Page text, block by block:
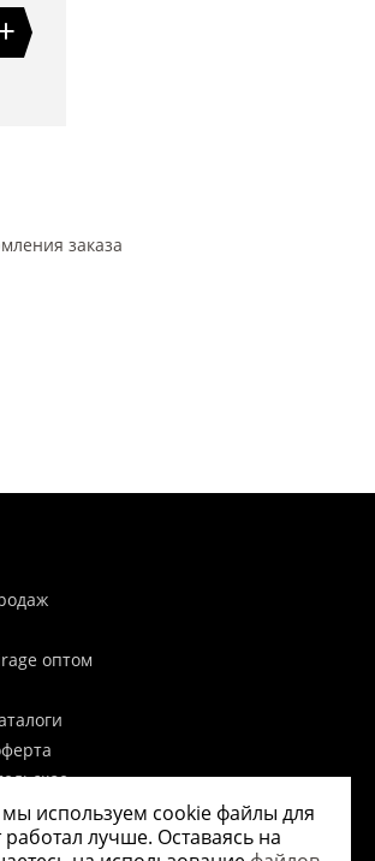
заказа
оптом
обработку
данных
используем cookie файлы для
работал лучше. Оставаясь на